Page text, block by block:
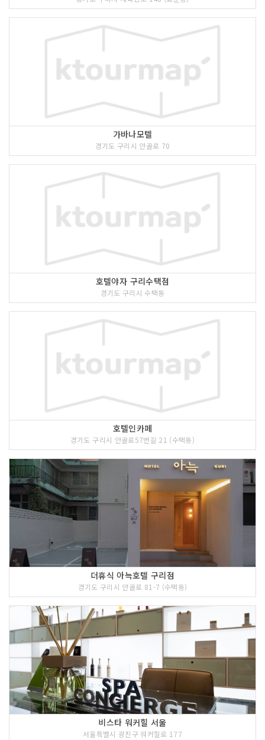
가바나모텔
경기도 구리시 안골로 70
호텔야자 구리수택점
경기도 구리시 수택동
호텔인카페
경기도 구리시 안골로57번길 21 (수택동)
더휴식 아늑호텔 구리점
경기도 구리시 안골로 81-7 (수택동)
비스타 워커힐 서울
서울특별시 광진구 워커힐로 177